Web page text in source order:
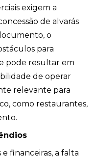
exigem a
de alvarás
o
para
pode resultar em
de operar
relevante para
como restaurantes,
financeiras, a falta